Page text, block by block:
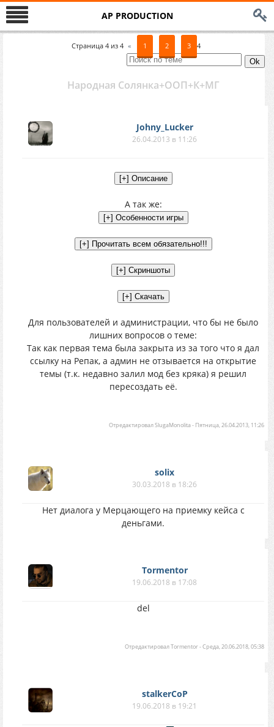
AP PRODUCTION
Страница 4 из 4 « 1 2 3 4
Народная Солянка+ООП+К+МГ
Johny_Lucker
26.04.2013 в 11:26
А так же:
Для пользователей и администрации, что бы не было
лишних вопросов о теме:
Так как первая тема была закрыта из за того что я дал
ссылку на Репак, а админ не отзывается на открытие
темы (т.к. недавно залил мод без кряка) я решил
пересоздать её.
ОтредактировалSlugaMonolita- Пятница, 26.04.2013, 11:26
solix
30.03.2018 в 18:26
Нет диалога у Мерцающего на приемку кейса с
деньгами.
Tormentor
19.06.2018 в 17:08
del
ОтредактировалTormentor-Среда, 20.06.2018, 05:38
stalkerCoP
19.06.2018 в 19:21